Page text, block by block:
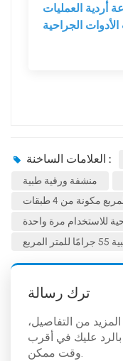
العمليات
الجراحية
العلامات الساخنة :
منشفة ورقية طبية
للاستخدام مرة واحدة
ترك رسالة
المزيد من التفاصيل،
عليك في أقرب
وقت ممكن.